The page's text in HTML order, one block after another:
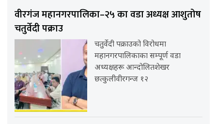
वीरगंज महानगरपालिका–२५ का वडा अध्यक्ष आशुतोष
चतुर्वेदी पक्राउ
चतुर्वेदी पक्राउको विरोधमा
महानगरपालिकाका सम्पूर्ण वडा
अध्यक्षहरू आन्दोलितशेखर
छत्कुलीवीरगन्ज १२